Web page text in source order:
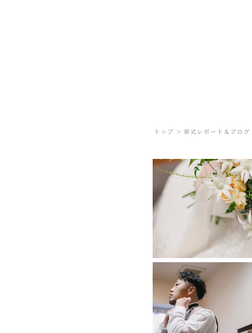
トップ ＞ 挙式レポート＆ブログ